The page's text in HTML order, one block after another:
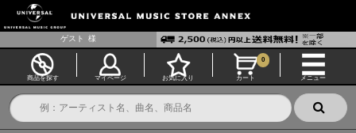
ゲスト 様
商品を探す マイページ お気に入り カート
0
メニュー